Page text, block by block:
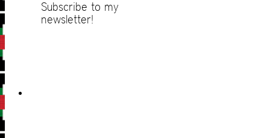
Subscribe to my
newsletter!